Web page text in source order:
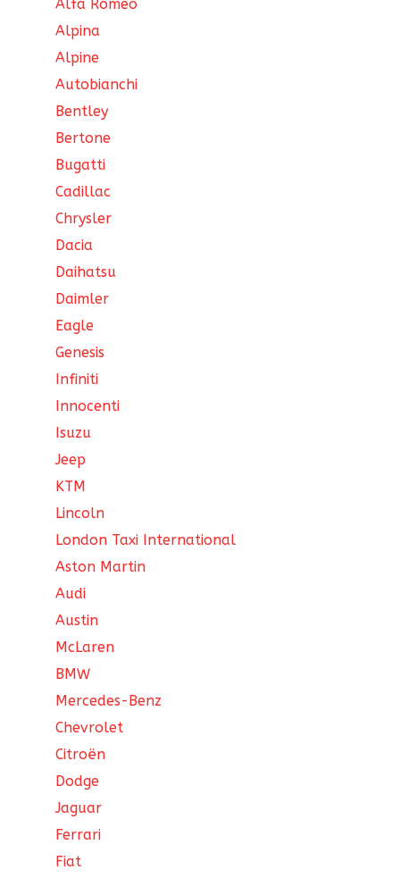
Alfa Romeo
Alpina
Alpine
Autobianchi
Bentley
Bertone
Bugatti
Cadillac
Chrysler
Dacia
Daihatsu
Daimler
Eagle
Genesis
Infiniti
Innocenti
Isuzu
Jeep
KTM
Lincoln
London Taxi International
Aston Martin
Audi
Austin
McLaren
BMW
Mercedes-Benz
Chevrolet
Citroën
Dodge
Jaguar
Ferrari
Fiat